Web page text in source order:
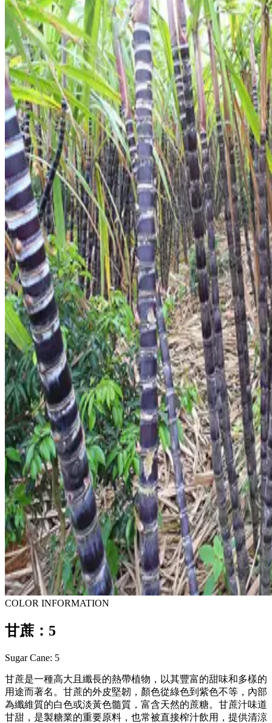
COLOR INFORMATION
甘蔗：5
Sugar Cane: 5
甘蔗是一種高大且纖長的熱帶植物，以其豐富的甜味和多樣的
用途而著名。甘蔗的外皮堅韌，顏色從綠色到紫色不等，內部
為纖維質的白色或淡黃色髓質，富含天然的蔗糖。甘蔗汁味道
甘甜，是製糖業的重要原料，也常被直接榨汁飲用，提供清涼